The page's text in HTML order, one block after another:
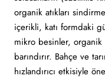
organik atıkları
içerikli, katı formdaki
mikro besinler, organik
barındırır. Bahçe ve
hızlandırıcı etkisiyle